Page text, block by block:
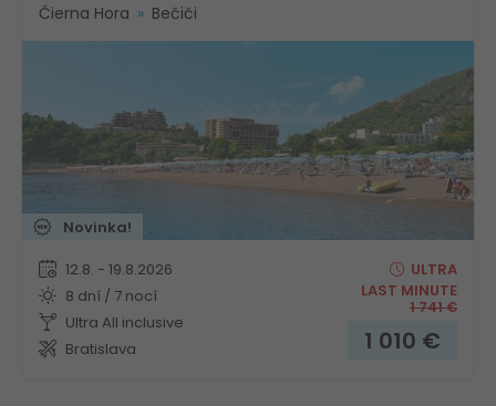
Čierna Hora Bečiči
Novinka!
12.8. - 19.8.2026
8 dní / 7 nocí
Ultra All inclusive
Bratislava
ULTRA
LAST MINUTE
1 741€
1 010 €